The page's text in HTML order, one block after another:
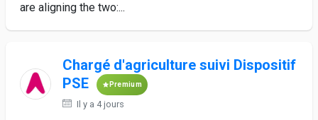
are aligning the two:...
Chargé d'agriculture suivi Dispositif
PSE
Premium
Il y a 4 jours